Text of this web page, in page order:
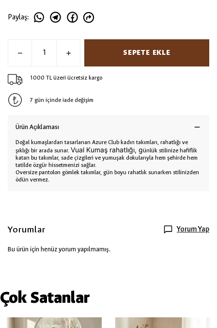
Paylaş:
SEPETE EKLE
1000 TL üzeri ücretsiz kargo
7 gün içinde iade değişim
Ürün Açıklaması
Doğal kumaşlardan tasarlanan Azure Club kadın takımları, rahatlığı ve
şıklığı bir arada sunar.Vual Kumaş rahatlığı, günlük stilinize hafiflik
katan bu takımlar, sade çizgileri ve yumuşak dokularıyla hem şehirde hem
tatilde özgür hissetmenizi sağlar.
Oversize pantolon gömlek takımlar, gün boyu rahatlık sunarken stilinizden
ödün vermez.
Yorumlar Yorum Yap
Bu ürün için henüz yorum yapılmamış.
Çok Satanlar